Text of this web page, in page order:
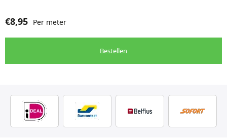
€8,95 Per meter
Bestellen